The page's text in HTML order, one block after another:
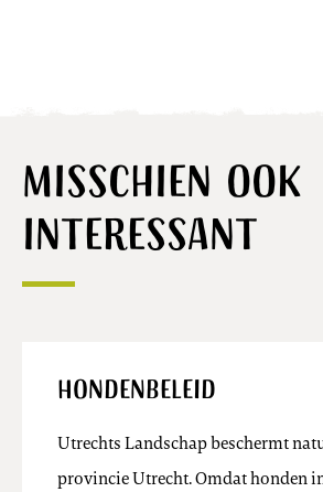
Misschien ook
interessant
Hondenbeleid
Utrechts Landschap beschermt
provincie Utrecht. Omdat honden